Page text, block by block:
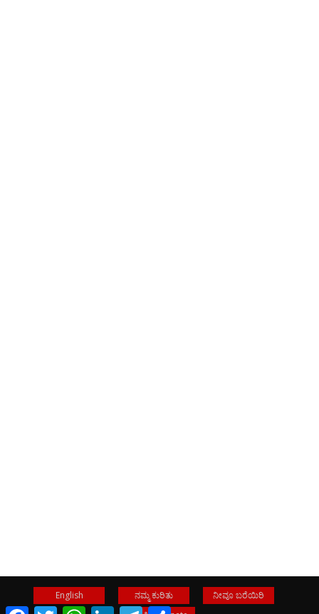
English ನಮ್ಮ ಕುರಿತು
ನೀವೂ ಬರೆಯಿರಿ
FacebookTwitter WhatsAppLinkedInTelegram
Share